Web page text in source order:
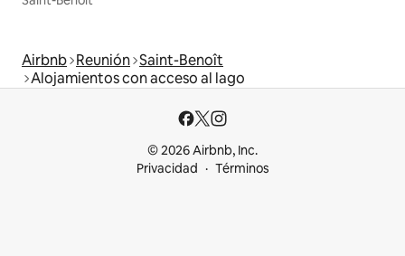
Airbnb Reunión Saint-Benoît
Alojamientos con acceso al lago
© 2026 Airbnb, Inc.
Privacidad
Términos